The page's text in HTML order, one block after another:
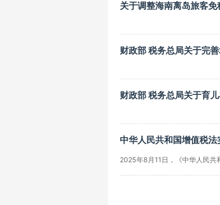
关于调整海南离岛旅客
财政部 税务总局关于完
财政部 税务总局关于育
中华人民共和国增值税
2025年8月11日，《中华人民共